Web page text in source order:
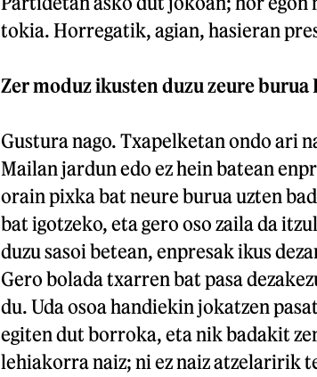
tokia. Horregatik, agian, hasieran
Zer moduz ikusten duzu zeure burua
Gustura nago. Txapelketan ondo ari
Mailan jardun edo ez hein batean
orain pixka bat neure burua uzten
bat igotzeko, eta gero oso zaila da
duzu sasoi betean, enpresak ikus
Gero bolada txarren bat pasa
du. Uda osoa handiekin jokatzen
egiten dut borroka, eta nik badakit
lehiakorra naiz; ni ez naiz atzelaririk